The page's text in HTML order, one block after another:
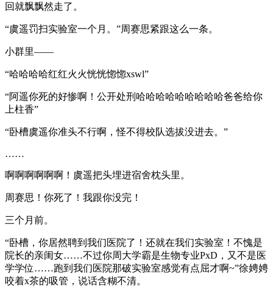
回就飘飘然走了。
“虞遥罚扫实验室一个月。”周赛思紧跟这么一条。
小群里——
“哈哈哈哈红红火火恍恍惚惚xswl”
“阿遥你死的好惨啊！公开处刑哈哈哈哈哈哈哈哈哈爸爸给你
上柱香”
“卧槽虞遥你准头不行啊，怪不得校队选拔没进去。”
……
啊啊啊啊啊啊！虞遥把头埋进宿舍枕头里。
周赛思！你死了！我跟你没完！
三个月前。
“卧槽，你居然聘到我们医院了！还就在我们实验室！不愧是
院长的亲闺女……不过你周大学霸是生物专业PxD，又不是医
学学位……跑到我们医院那破实验室感觉有点屈才啊~”徐娉娉
咬着x茶的吸管，说话含糊不清。